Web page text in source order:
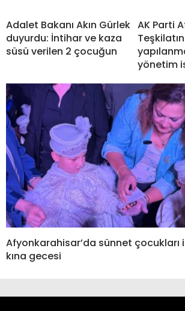
Adalet Bakanı Akın Gürlek
duyurdu: İntihar ve kaza
süsü verilen 2 çocuğun
AK Parti
yönetim
Afyonkarahisar’da sünnet çocukları
kına gecesi